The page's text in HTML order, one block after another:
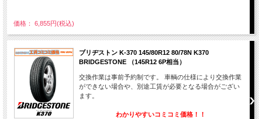
価格： 6,855円(税込)
ブリヂストン K-370 145/80R12 80/78N K370
BRIDGESTONE （145R12 6P相当）
交換作業は事前予約制です。 車輌の仕様により交換作業
ができない場合や、別途工賃が必要となる場合がござい
ます。
わかりやすいコミコミ価格！！